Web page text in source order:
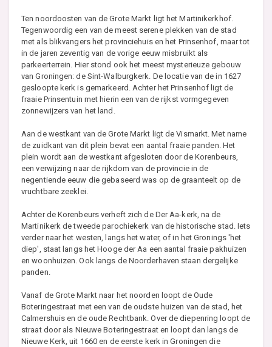
Ten noordoosten van de Grote Markt ligt het Martinikerkhof.
Tegenwoordig een van de meest serene plekken van de stad
met als blikvangers het provinciehuis en het Prinsenhof, maar tot
in de jaren zeventig van de vorige eeuw misbruikt als
parkeerterrein. Hier stond ook het meest mysterieuze gebouw
van Groningen: de Sint-Walburgkerk. De locatie van de in 1627
gesloopte kerk is gemarkeerd. Achter het Prinsenhof ligt de
fraaie Prinsentuin met hierin een van de rijkst vormgegeven
zonnewijzers van het land.
Aan de westkant van de Grote Markt ligt de Vismarkt. Met name
de zuidkant van dit plein bevat een aantal fraaie panden. Het
plein wordt aan de westkant afgesloten door de Korenbeurs,
een verwijzing naar de rijkdom van de provincie in de
negentiende eeuw die gebaseerd was op de graanteelt op de
vruchtbare zeeklei.
Achter de Korenbeurs verheft zich de Der Aa-kerk, na de
Martinikerk de tweede parochiekerk van de historische stad. Iets
verder naar het westen, langs het water, of in het Gronings 'het
diep', staat langs het Hooge der Aa een aantal fraaie pakhuizen
en woonhuizen. Ook langs de Noorderhaven staan dergelijke
panden.
Vanaf de Grote Markt naar het noorden loopt de Oude
Boteringestraat met een van de oudste huizen van de stad, het
Calmershuis en de oude Rechtbank. Over de diepenring loopt de
straat door als Nieuwe Boteringestraat en loopt dan langs de
Nieuwe Kerk, uit 1660 en de eerste kerk in Groningen die